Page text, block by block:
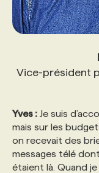
Vice-président
Yves : Je suis
mais sur les
on recevait des
messages télé
étaient là. Quand